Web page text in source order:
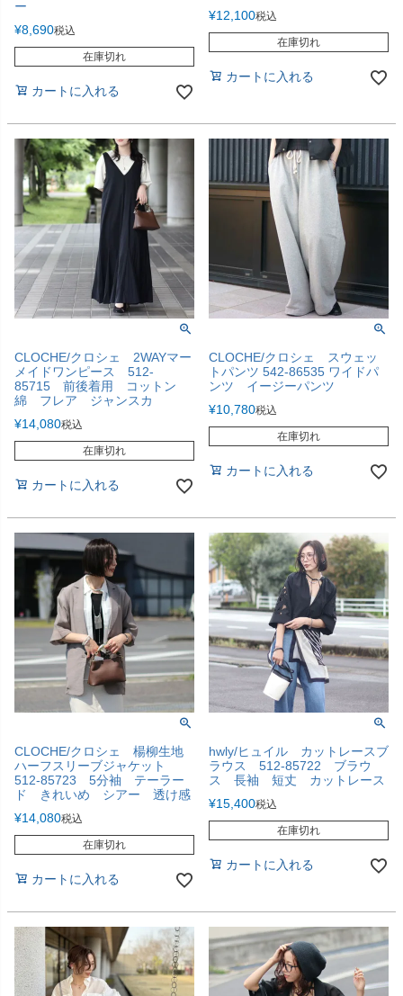
ー
¥8,690税込
在庫切れ
カートに入れる
¥12,100税込
在庫切れ
カートに入れる
CLOCHE/クロシェ 2WAYマー
メイドワンピース 512-
85715 前後着用 コットン
綿 フレア ジャンスカ
¥14,080税込
在庫切れ
カートに入れる
CLOCHE/クロシェ スウェッ
トパンツ 542-86535 ワイドパ
ンツ イージーパンツ
¥10,780税込
在庫切れ
カートに入れる
CLOCHE/クロシェ 楊柳生地
ハーフスリーブジャケット
512-85723 5分袖 テーラー
ド きれいめ シアー 透け感
¥14,080税込
在庫切れ
カートに入れる
hwly/ヒュイル カットレースブ
ラウス 512-85722 ブラウ
ス 長袖 短丈 カットレース
¥15,400税込
在庫切れ
カートに入れる